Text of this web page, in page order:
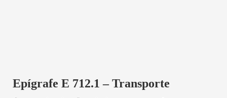
Epígrafe E 712.1 – Transporte